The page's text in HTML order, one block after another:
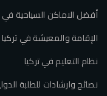
أفضل الاماكن السياحية في
الإقامة والمعيشة في تركيا
نظام التعليم في تركيا
نصائح وارشادات للطلبة